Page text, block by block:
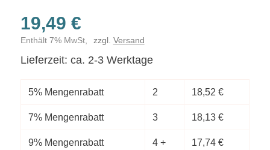
19,49 €
Enthält 7% MwSt, zzgl. Versand
Lieferzeit: ca. 2-3 Werktage
5% Mengenrabatt 2 18,52 €
7% Mengenrabatt 3 18,13 €
9% Mengenrabatt 4 + 17,74 €